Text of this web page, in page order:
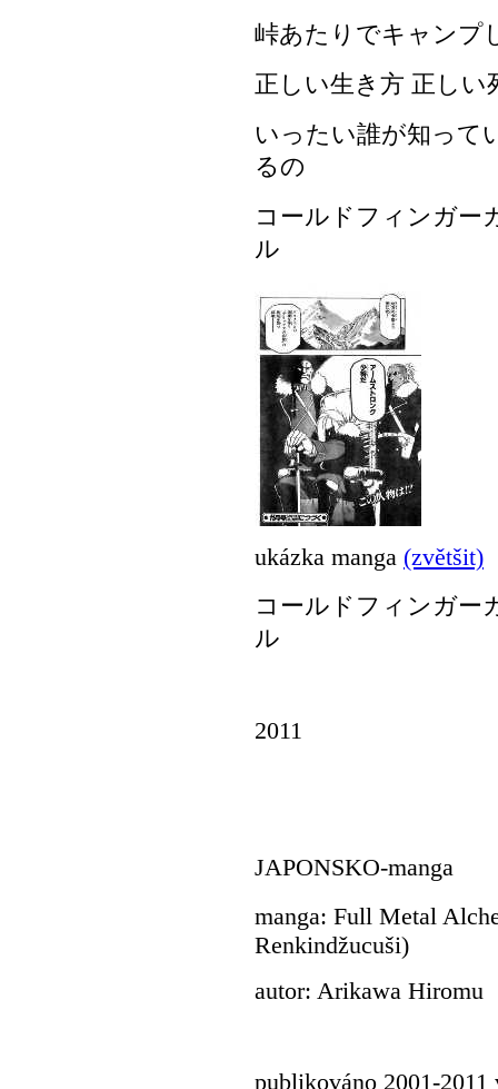
峠あたりでキャンプ
正しい生き方 正しい
いったい誰が知って
るの
コールドフィンガー
ル
ukázka manga (zvětšit)
コールドフィンガー
ル
2011
JAPONSKO-manga
manga: Full Metal
Renkindžucuši)
autor: Arikawa Hiromu
publikováno 2001-